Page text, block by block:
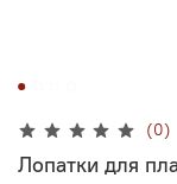
(0)
Лопатки для